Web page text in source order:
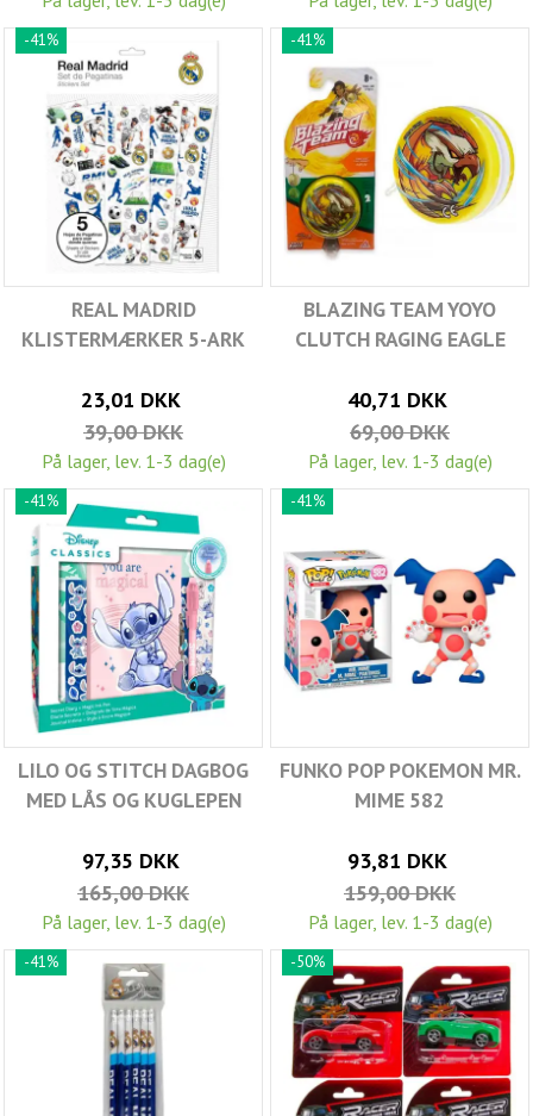
-41%
REAL MADRID
KLISTERMÆRKER 5-ARK
23,01 DKK
39,00 DKK
På lager, lev. 1-3 dag(e)
-41%
BLAZING TEAM YOYO
CLUTCH RAGING EAGLE
40,71 DKK
69,00 DKK
På lager, lev. 1-3 dag(e)
-41%
LILO OG STITCH DAGBOG
MED LÅS OG KUGLEPEN
97,35 DKK
165,00 DKK
På lager, lev. 1-3 dag(e)
-41%
FUNKO POP POKEMON MR.
MIME 582
93,81 DKK
159,00 DKK
På lager, lev. 1-3 dag(e)
-41% -50%